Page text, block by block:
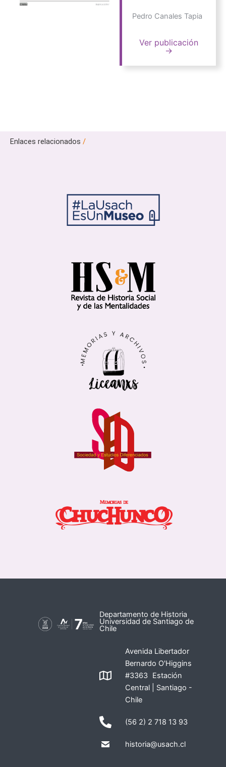
Pedro Canales Tapia
Ver publicación
→
Enlaces relacionados /
Departamento de Historia
Universidad de Santiago de
Chile
Avenida Libertador
Bernardo O'Higgins
#3363 Estación
Central | Santiago -
Chile
(56 2) 2 718 13 93
historia@usach.cl